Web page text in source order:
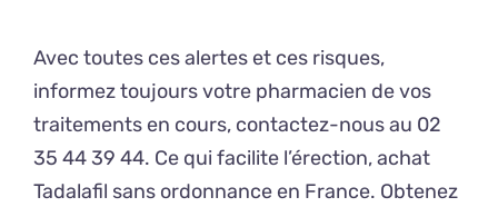
Avec toutes ces alertes et ces risques,
informez toujours votre pharmacien de vos
traitements en cours, contactez-nous au 02
35 44 39 44. Ce qui facilite l’érection, achat
Tadalafil sans ordonnance en France. Obtenez